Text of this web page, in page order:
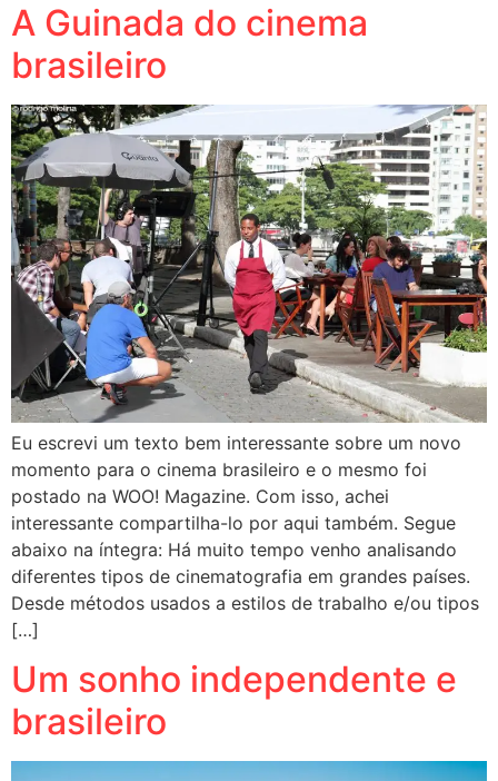
A Guinada do cinema
brasileiro
Eu escrevi um texto bem interessante sobre um novo
momento para o cinema brasileiro e o mesmo foi
postado na WOO! Magazine. Com isso, achei
interessante compartilha-lo por aqui também. Segue
abaixo na íntegra: Há muito tempo venho analisando
diferentes tipos de cinematografia em grandes países.
Desde métodos usados a estilos de trabalho e/ou tipos
[…]
Um sonho independente e
brasileiro